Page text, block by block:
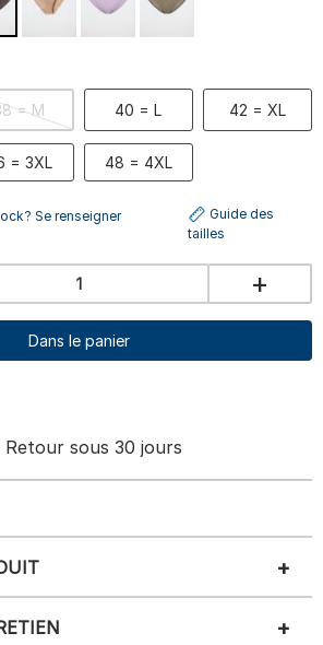
= M 40 = L 42 = XL
= 3XL 48 = 4XL
Se renseigner
Guide des
tailles
+
Dans le panier
Retour sous 30 jours